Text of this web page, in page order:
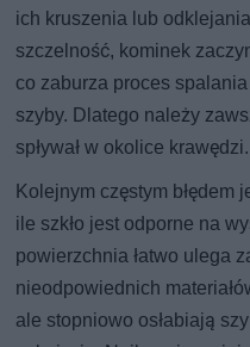
ich kruszenia lub
szczelność, kominek
co zaburza proces
szyby. Dlatego należy
spływał w okolice krawędzi.
Kolejnym częstym błędem
ile szkło jest odporne na
powierzchnia łatwo ulega
nieodpowiednich
ale stopniowo osłabiają